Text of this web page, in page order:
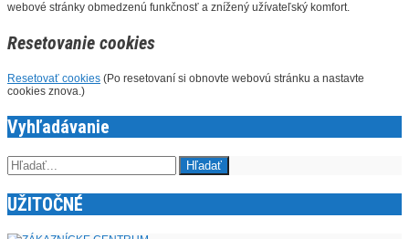
webové stránky obmedzenú funkčnosť a znížený užívateľský komfort.
Resetovanie cookies
Resetovať cookies (Po resetovaní si obnovte webovú stránku a nastavte
cookies znova.)
Vyhľadávanie
UŽITOČNÉ